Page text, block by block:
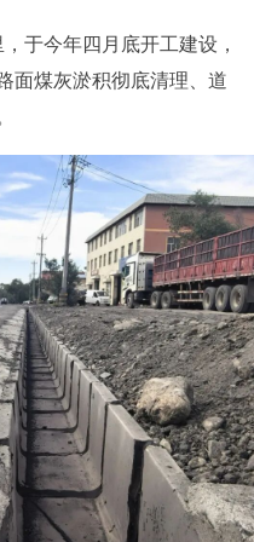
于今年四月底开工建设，
面煤灰淤积彻底清理、道